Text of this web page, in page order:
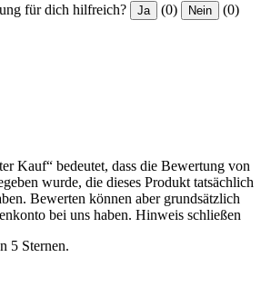
für dich hilfreich? Ja (0) Nein (0)
Kauf“ bedeutet, dass die Bewertung von
wurde, die dieses Produkt tatsächlich
Bewerten können aber grundsätzlich
bei uns haben. Hinweis schließen
5 Sternen.